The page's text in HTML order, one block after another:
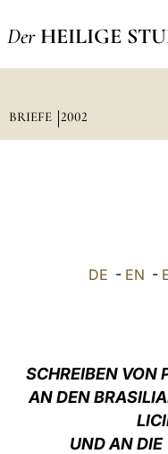
Der HEILIGE
BRIEFE 2002
DE - EN -
SCHREIBEN VON
AN DEN
UND AN